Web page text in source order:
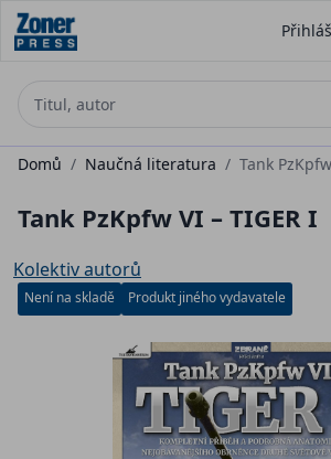
Domů / Naučná literatura / Tank
Tank PzKpfw VI – TIGER I
Kolektiv autorů
Není na skladě Produkt jiného vydavatele